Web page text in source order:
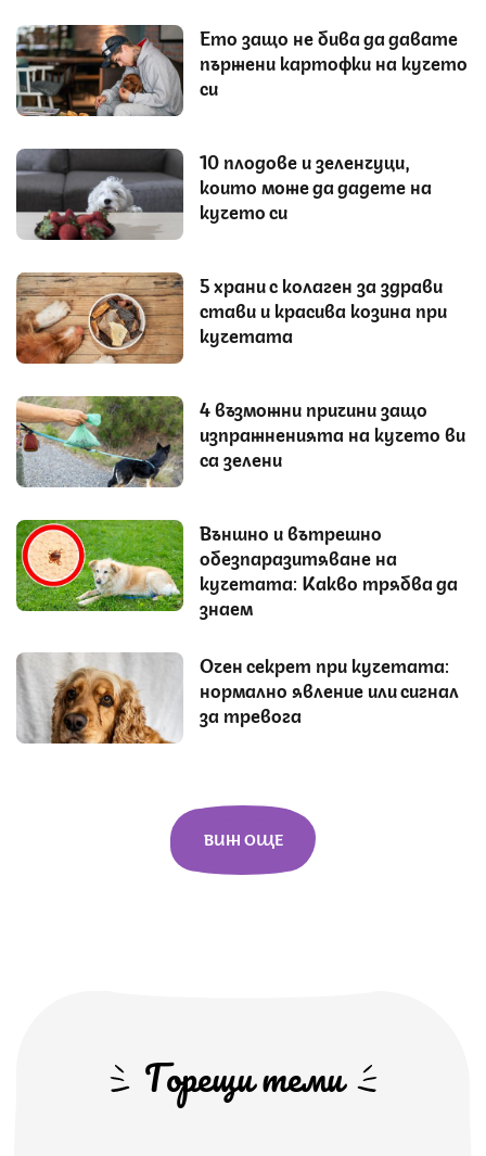
Ето защо не бива да давате
пържени картофки на кучето
си
10 плодове и зеленчуци,
които може да дадете на
кучето си
5 храни с колаген за здрави
стави и красива козина при
кучетата
4 възможни причини защо
изпражненията на кучето ви
са зелени
Външно и вътрешно
обезпаразитяване на
кучетата: Какво трябва да
знаем
Очен секрет при кучетата:
нормално явление или сигнал
за тревога
ВИЖ ОЩЕ
Горещи теми